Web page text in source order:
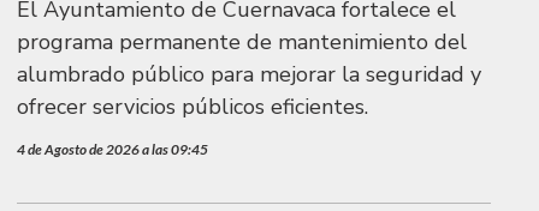
El Ayuntamiento de Cuernavaca fortalece el
programa permanente de mantenimiento del
alumbrado público para mejorar la seguridad y
ofrecer servicios públicos eficientes.
4 de Agosto de 2026 a las 09:45